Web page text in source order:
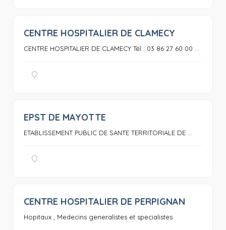
CENTRE HOSPITALIER DE CLAMECY
CENTRE HOSPITALIER DE CLAMECY Tél : 03 86 27 60 00 ...
EPST DE MAYOTTE
ETABLISSEMENT PUBLIC DE SANTE TERRITORIALE DE ...
0
CENTRE HOSPITALIER DE PERPIGNAN
Hopitaux , Medecins generalistes et specialistes